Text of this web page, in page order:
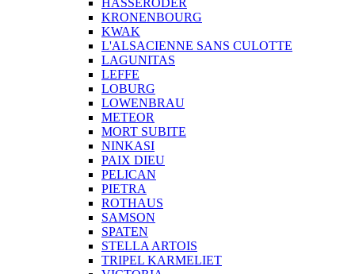
KRONENBOURG
KWAK
L'ALSACIENNE SANS CULOTTE
LAGUNITAS
LEFFE
LOBURG
LOWENBRAU
METEOR
MORT SUBITE
NINKASI
PAIX DIEU
PELICAN
PIETRA
ROTHAUS
SAMSON
SPATEN
STELLA ARTOIS
TRIPEL KARMELIET